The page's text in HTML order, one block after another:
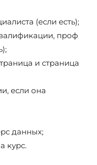
(если есть);
проф
и страница
если она
данных;
курс.